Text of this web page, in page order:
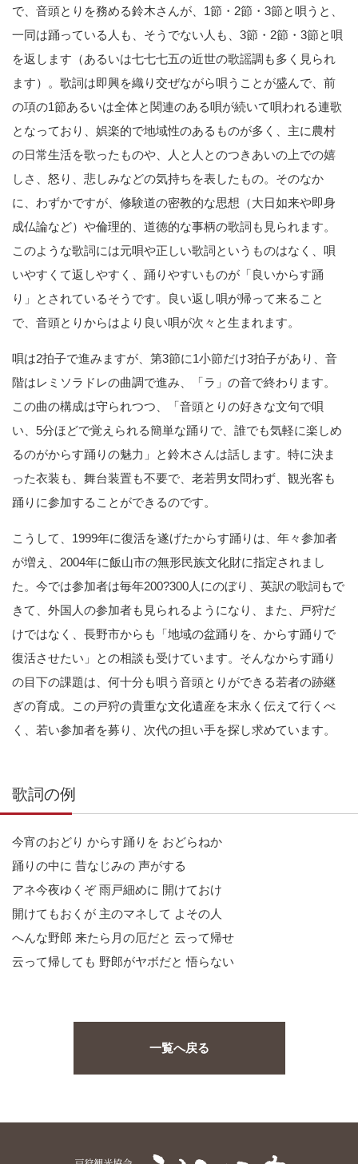
で、音頭とりを務める鈴木さんが、1節・2節・3節と唄うと、
一同は踊っている人も、そうでない人も、3節・2節・3節と唄
を返します（あるいは七七七五の近世の歌謡調も多く見られ
ます）。歌詞は即興を織り交ぜながら唄うことが盛んで、前
の項の1節あるいは全体と関連のある唄が続いて唄われる連歌
となっており、娯楽的で地域性のあるものが多く、主に農村
の日常生活を歌ったものや、人と人とのつきあいの上での嬉
しさ、怒り、悲しみなどの気持ちを表したもの。そのなか
に、わずかですが、修験道の密教的な思想（大日如来や即身
成仏論など）や倫理的、道徳的な事柄の歌詞も見られます。
このような歌詞には元唄や正しい歌詞というものはなく、唄
いやすくて返しやすく、踊りやすいものが「良いからす踊
り」とされているそうです。良い返し唄が帰って来ること
で、音頭とりからはより良い唄が次々と生まれます。
唄は2拍子で進みますが、第3節に1小節だけ3拍子があり、音
階はレミソラドレの曲調で進み、「ラ」の音で終わります。
この曲の構成は守られつつ、「音頭とりの好きな文句で唄
い、5分ほどで覚えられる簡単な踊りで、誰でも気軽に楽しめ
るのがからす踊りの魅力」と鈴木さんは話します。特に決ま
った衣装も、舞台装置も不要で、老若男女問わず、観光客も
踊りに参加することができるのです。
こうして、1999年に復活を遂げたからす踊りは、年々参加者
が増え、2004年に飯山市の無形民族文化財に指定されまし
た。今では参加者は毎年200?300人にのぼり、英訳の歌詞もで
きて、外国人の参加者も見られるようになり、また、戸狩だ
けではなく、長野市からも「地域の盆踊りを、からす踊りで
復活させたい」との相談も受けています。そんなからす踊り
の目下の課題は、何十分も唄う音頭とりができる若者の跡継
ぎの育成。この戸狩の貴重な文化遺産を末永く伝えて行くべ
く、若い参加者を募り、次代の担い手を探し求めています。
歌詞の例
今宵のおどり からす踊りを おどらねか
踊りの中に 昔なじみの 声がする
アネ今夜ゆくぞ 雨戸細めに 開けておけ
開けてもおくが 主のマネして よその人
へんな野郎 来たら月の厄だと 云って帰せ
云って帰しても 野郎がヤボだと 悟らない
一覧へ戻る